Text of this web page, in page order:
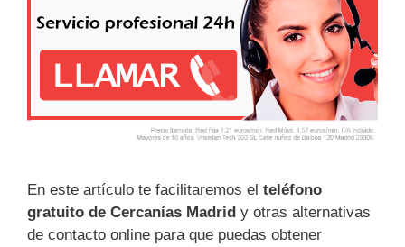
En este artículo te facilitaremos el teléfono
gratuito de Cercanías Madrid y otras alternativas
de contacto online para que puedas obtener